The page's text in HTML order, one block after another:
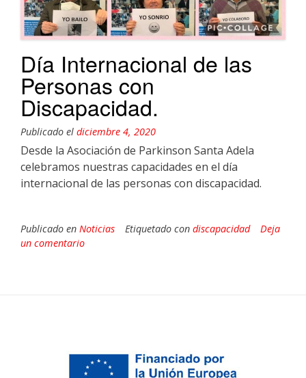
Día Internacional de las
Personas con
Discapacidad.
Publicado el diciembre 4, 2020
Desde la Asociación de Parkinson Santa Adela
celebramos nuestras capacidades en el día
internacional de las personas con discapacidad.
Publicado en Noticias Etiquetado con discapacidad
Deja
un comentario